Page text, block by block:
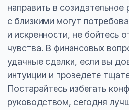
направить в
с близкими могут
и искренности, не бойтесь
чувства. В финансовых
удачные сделки, если вы
интуиции и проведете
Постарайтесь избегать
руководством, сегодня